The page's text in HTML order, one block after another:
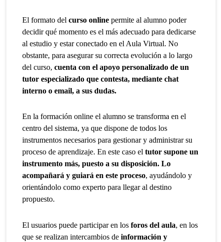
El formato delcurso online permite al alumno poder
decidir qué momento es el más adecuado para dedicarse
al estudio y estar conectado en el Aula Virtual. No
obstante, para asegurar su correcta evolución a lo largo
del curso, cuenta con el apoyo personalizado de un
tutor especializado que contesta, mediante chat
interno o email, a sus dudas.
En la formación online el alumno se transforma en el
centro del sistema, ya que dispone de todos los
instrumentos necesarios para gestionar y administrar su
proceso de aprendizaje. En este caso eltutor supone un
instrumento más, puesto a su disposición. Lo
acompañará y guiará en este proceso, ayudándolo y
orientándolo como experto para llegar al destino
propuesto.
El usuarios puede participar en losforos del aula, en los
que se realizan intercambios deinformación y